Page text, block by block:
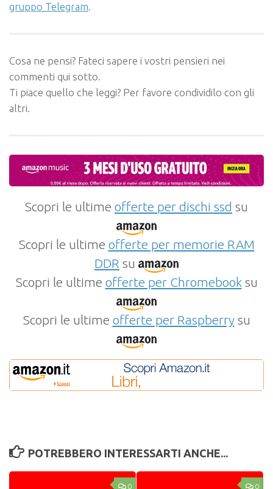
gruppo Telegram.
Cosa ne pensi? Fateci sapere i vostri pensieri nei
commenti qui sotto.
Ti piace quello che leggi? Per favore condividilo con gli
altri.
Scopri le ultime offerte per dischi ssd su
Scopri le ultime offerte per memorie RAM
DDR su
Scopri le ultime offerte per Chromebooksu
Scopri le ultime offerte per Raspberrysu
POTREBBERO INTERESSARTI ANCHE...
0 0